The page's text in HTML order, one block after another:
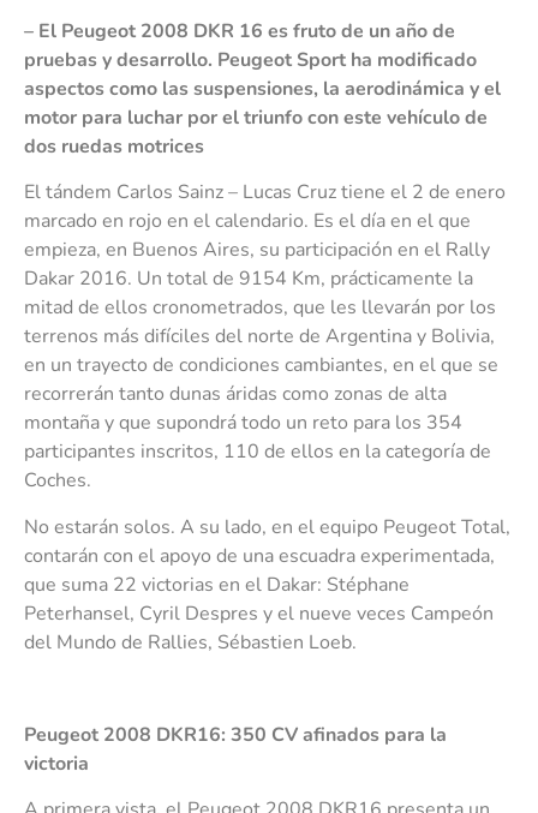
– El Peugeot 2008 DKR 16 es fruto de un año de
pruebas y desarrollo. Peugeot Sport ha modificado
aspectos como las suspensiones, la aerodinámica y el
motor para luchar por el triunfo con este vehículo de
dos ruedas motrices
El tándem Carlos Sainz – Lucas Cruz tiene el 2 de enero
marcado en rojo en el calendario. Es el día en el que
empieza, en Buenos Aires, su participación en el Rally
Dakar 2016. Un total de 9154 Km, prácticamente la
mitad de ellos cronometrados, que les llevarán por los
terrenos más difíciles del norte de Argentina y Bolivia,
en un trayecto de condiciones cambiantes, en el que se
recorrerán tanto dunas áridas como zonas de alta
montaña y que supondrá todo un reto para los 354
participantes inscritos, 110 de ellos en la categoría de
Coches.
No estarán solos. A su lado, en el equipo Peugeot Total,
contarán con el apoyo de una escuadra experimentada,
que suma 22 victorias en el Dakar: Stéphane
Peterhansel, Cyril Despres y el nueve veces Campeón
del Mundo de Rallies, Sébastien Loeb.
Peugeot 2008 DKR16: 350 CV afinados para la
victoria